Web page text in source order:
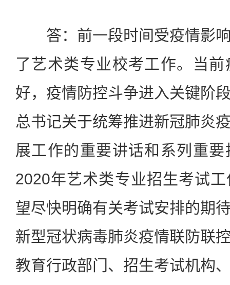
答：前一段时间受疫情影响
了艺术类专业校考工作。当
好，疫情防控斗争进入关键阶
总书记关于统筹推进新冠肺炎
展工作的重要讲话和系列重
2020年艺术类专业招生考试
望尽快明确有关考试安排的期
新型冠状病毒肺炎疫情联防联
教育行政部门、招生考试机构